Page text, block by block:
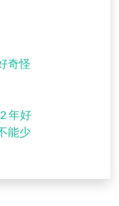
奇怪
年好
能少